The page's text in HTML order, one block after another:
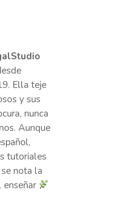
Ella teje
y sus
nunca
Aunque
tutoriales
nota la
enseñar